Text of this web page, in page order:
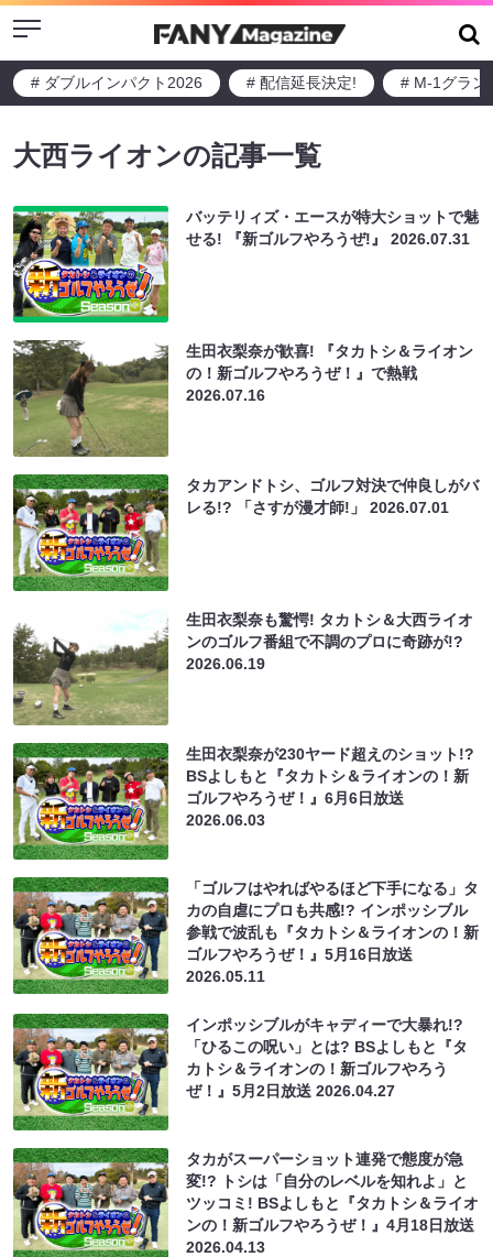
Menu
# ダブルインパクト2026 # 配信延長決定! # M-1グラン
大西ライオンの記事一覧
バッテリィズ・エースが特大ショットで魅
せる! 『新ゴルフやろうぜ!』2026.07.31
生田衣梨奈が歓喜! 『タカトシ＆ライオン
の！新ゴルフやろうぜ！』で熱戦
2026.07.16
タカアンドトシ、ゴルフ対決で仲良しがバ
レる!? 「さすが漫才師!」2026.07.01
生田衣梨奈も驚愕! タカトシ＆大西ライオ
ンのゴルフ番組で不調のプロに奇跡が!?
2026.06.19
生田衣梨奈が230ヤード超えのショット!?
BSよしもと『タカトシ＆ライオンの！新
ゴルフやろうぜ！』6月6日放送
2026.06.03
「ゴルフはやればやるほど下手になる」タ
カの自虐にプロも共感!? インポッシブル
参戦で波乱も『タカトシ＆ライオンの！新
ゴルフやろうぜ！』5月16日放送
2026.05.11
インポッシブルがキャディーで大暴れ!?
「ひるこの呪い」とは? BSよしもと『タ
カトシ＆ライオンの！新ゴルフやろう
ぜ！』5月2日放送2026.04.27
タカがスーパーショット連発で態度が急
変!? トシは「自分のレベルを知れよ」と
ツッコミ! BSよしもと『タカトシ＆ライオ
ンの！新ゴルフやろうぜ！』4月18日放送
2026.04.13